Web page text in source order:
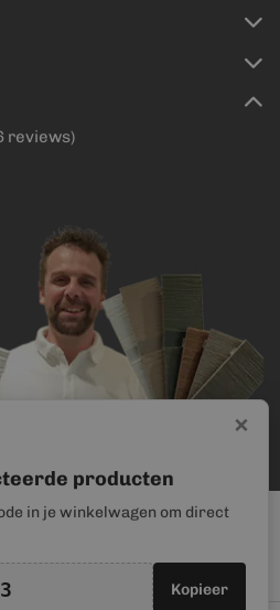
reviews)
×
producten
in je winkelwagen om direct
Kopieer